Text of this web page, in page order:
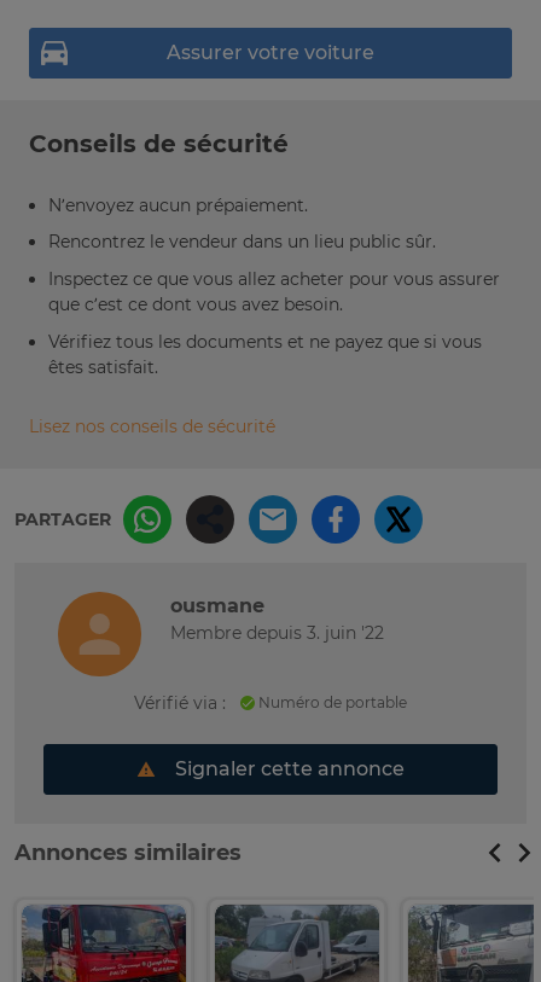
Assurer votre voiture
Conseils de sécurité
N’envoyez aucun prépaiement.
Rencontrez le vendeur dans un lieu public sûr.
Inspectez ce que vous allez acheter pour vous assurer
que c’est ce dont vous avez besoin.
Vérifiez tous les documents et ne payez que si vous
êtes satisfait.
Lisez nos conseils de sécurité
PARTAGER
ousmane
Membre depuis 3. juin '22
Vérifié via : Numéro de portable
Signaler cette annonce
Annonces similaires